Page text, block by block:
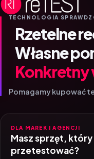
TECHNOLOGIA
Rzetelne
Własne
Pomagamy kupować
DLA MAREK I AGENCJI
Masz sprzęt,
przetestować?